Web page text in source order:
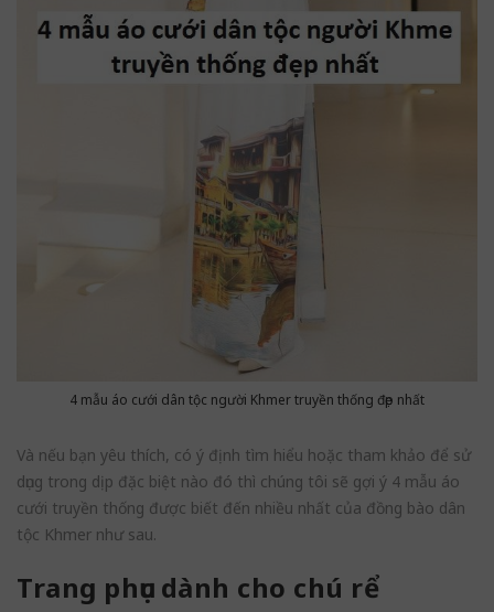
4 mẫu áo cưới dân tộc người Khmer truyền thống đẹp nhất
Và nếu bạn yêu thích, có ý định tìm hiểu hoặc tham khảo để sử
dụng trong dịp đặc biệt nào đó thì chúng tôi sẽ gợi ý 4 mẫu áo
cưới truyền thống được biết đến nhiều nhất của đồng bào dân
tộc Khmer như sau.
Trang phục dành cho chú rể